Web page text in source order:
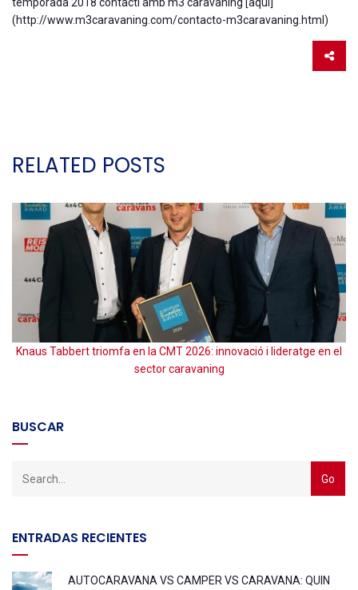
(http://www.m3caravaning.com/contacto-m3caravaning.html)
RELATED POSTS
Knaus Tabbert triomfa en la CMT 2026: innovació i lideratge en el
sector caravaning
BUSCAR
ENTRADAS RECIENTES
AUTOCARAVANA VS CAMPER VS CARAVANA: QUIN